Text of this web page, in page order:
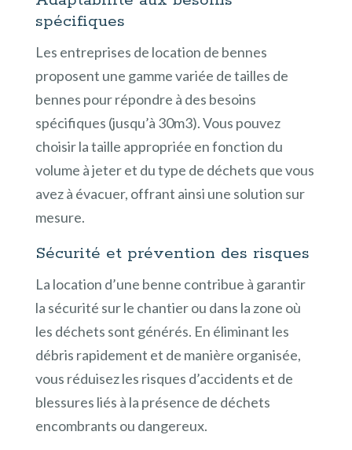
spécifiques
Les entreprises de location de bennes
proposent une gamme variée de tailles de
bennes pour répondre à des besoins
spécifiques (jusqu’à 30m3). Vous pouvez
choisir la taille appropriée en fonction du
volume à jeter et du type de déchets que vous
avez à évacuer, offrant ainsi une solution sur
mesure.
Sécurité et prévention des risques
La location d’une benne contribue à garantir
la sécurité sur le chantier ou dans la zone où
les déchets sont générés. En éliminant les
débris rapidement et de manière organisée,
vous réduisez les risques d’accidents et de
blessures liés à la présence de déchets
encombrants ou dangereux.